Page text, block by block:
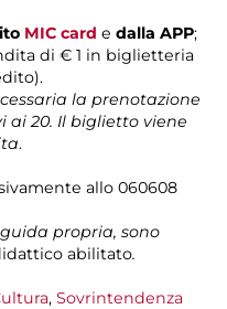
MIC card e dalla APP;
di € 1 in biglietteria
la prenotazione
ai 20. Il biglietto viene
.
allo 060608
propria, sono
abilitato.
, Sovrintendenza